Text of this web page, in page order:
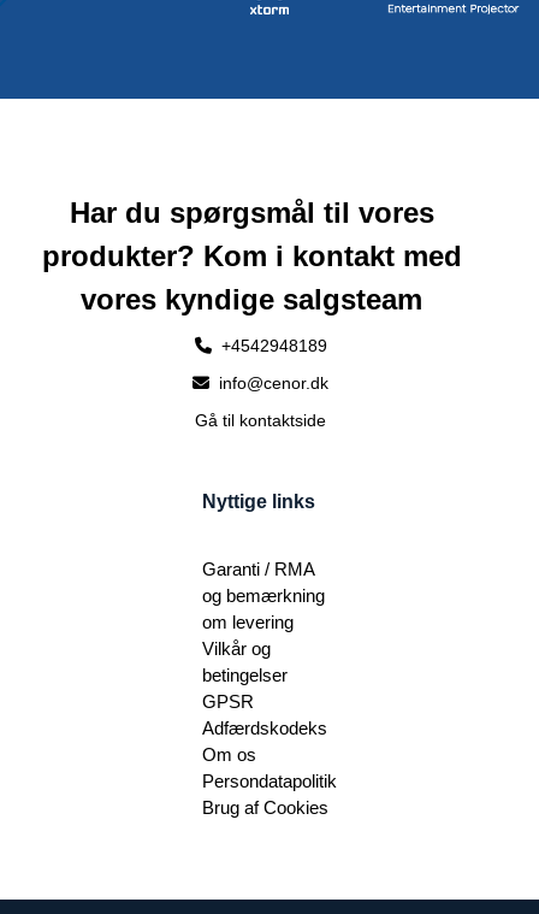
Har du spørgsmål til vores
produkter? Kom i kontakt med
vores kyndige salgsteam
+4542948189
info@cenor.dk
Gå til kontaktside
Nyttige links
Garanti / RMA
og bemærkning
om levering
Vilkår og
betingelser
GPSR
Adfærdskodeks
Om os
Persondatapolitik
Brug af Cookies